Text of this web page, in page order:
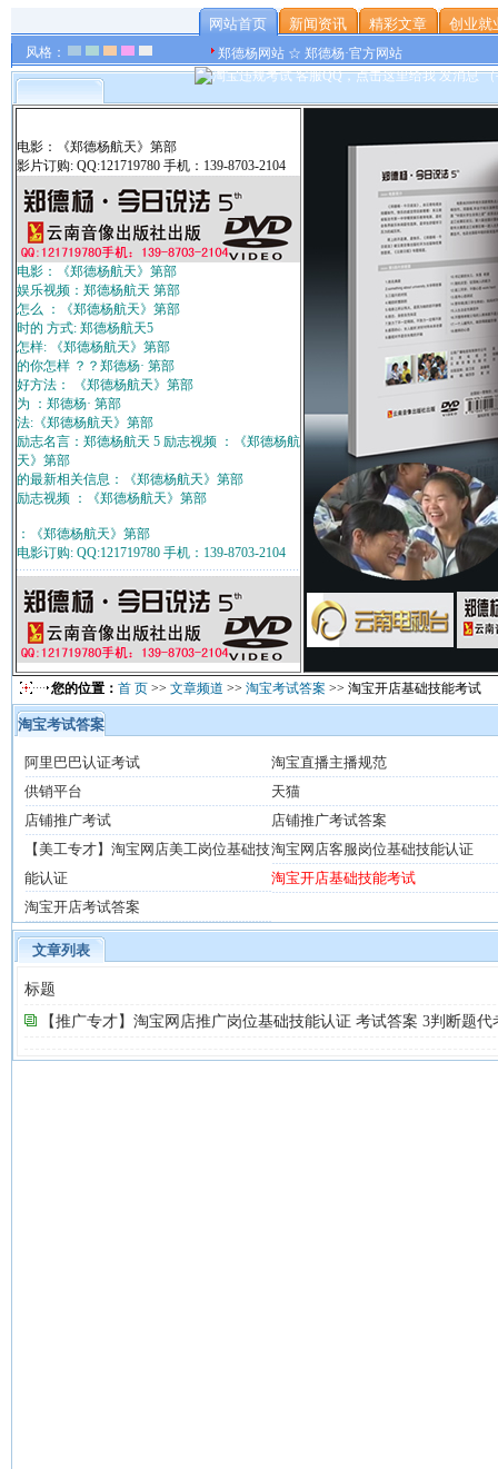
风格：
网站首页 新闻资讯 精彩文章 创业就
郑德杨网站 ☆ 郑德杨·官方网站
电影：《郑德杨航天》第部
影片订购: QQ:121719780 手机：139-8703-2104
电影：《郑德杨航天》第部
娱乐视频：郑德杨航天 第部
怎么 ：《郑德杨航天》第部
时的 方式: 郑德杨航天5
怎样: 《郑德杨航天》第部
的你怎样 ？？郑德杨· 第部
好方法： 《郑德杨航天》第部
为 ：郑德杨· 第部
法:《郑德杨航天》第部
励志名言：郑德杨航天 5 励志视频 ：《郑德杨航
天》第部
的最新相关信息：《郑德杨航天》第部
励志视频 ：《郑德杨航天》第部
：《郑德杨航天》第部
电影订购: QQ:121719780 手机：139-8703-2104
您的位置： 首 页 >> 文章频道 >> 淘宝考试答案 >> 淘宝开店基础技能考试
淘宝考试答案
阿里巴巴认证考试
淘宝直播主播规范
供销平台
天猫
店铺推广考试
店铺推广考试答案
【美工专才】淘宝网店美工岗位基础技
能认证
淘宝网店客服岗位基础技能认证
淘宝开店基础技能考试
淘宝开店考试答案
文章列表
标题
【推广专才】淘宝网店推广岗位基础技能认证 考试答案 3判断题代